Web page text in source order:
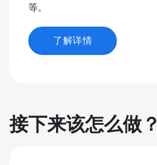
等。
了解详情
接下来该怎么做？